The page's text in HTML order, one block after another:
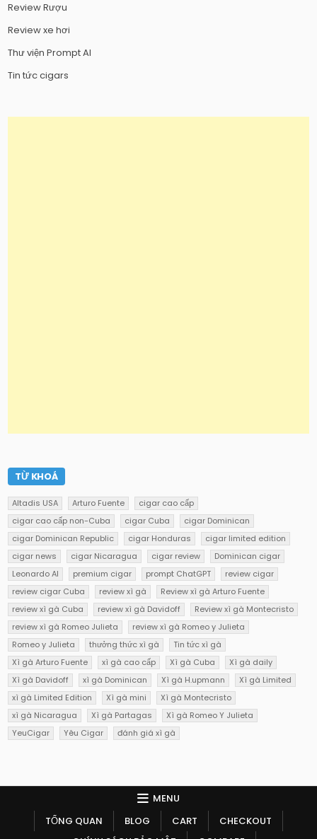
Review Rượu
Review xe hơi
Thư viện Prompt AI
Tin tức cigars
TỪ KHOÁ
Altadis USA Arturo Fuente
cigar cao cấp
cigar cao cấp non-Cuba
cigar Cuba
cigar Dominican
cigar Dominican Republic
cigar Honduras
cigar limited edition
cigar news
cigar Nicaragua cigar review
Dominican cigar
Leonardo AI
premium cigar prompt ChatGPT
review cigar
review cigar Cuba
review xì gà
Review xì gà Arturo Fuente
review xì gà Cuba
review xì gà Davidoff
Review xì gà Montecristo
review xì gà Romeo Julieta
review xì gà Romeo y Julieta
Romeo y Julieta
thưởng thức xì gà
Tin tức xì gà
Xì gà Arturo Fuente
xì gà cao cấp Xì gà Cuba
Xì gà daily
Xì gà Davidoff
xì gà Dominican Xì gà H.upmann
Xì gà Limited
xì gà Limited Edition
Xì gà mini
Xì gà Montecristo
xì gà Nicaragua
Xì gà Partagas
Xì gà Romeo Y Julieta
YeuCigar
Yêu Cigar đánh giá xì gà
MENU
TỔNG QUAN
BLOG CART
CHECKOUT